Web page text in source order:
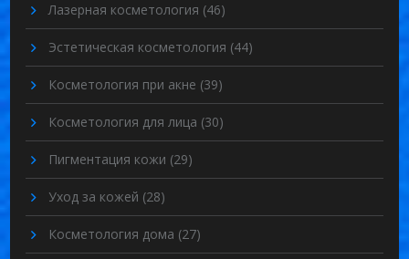
Лазерная косметология (46)
Эстетическая косметология (44)
Косметология при акне (39)
Косметология для лица (30)
Пигментация кожи (29)
Уход за кожей (28)
Косметология дома (27)